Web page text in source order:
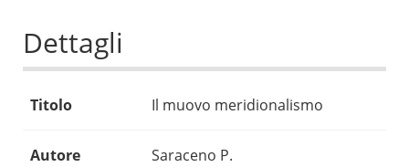
Dettagli
Titolo Il muovo meridionalismo
Autore Saraceno P.